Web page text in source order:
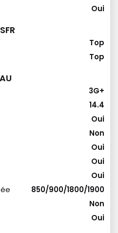
Oui
Top
Top
3G+
14.4
Oui
Non
Oui
Oui
Oui
850/900/1800/1900
Non
Oui